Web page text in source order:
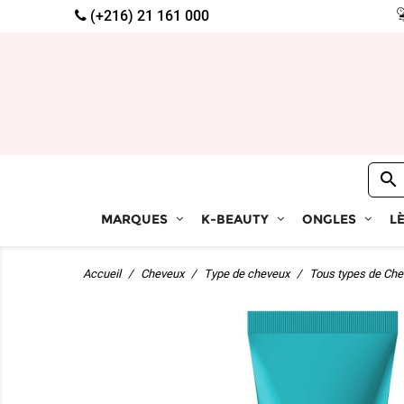
(+216) 21 161 000
MARQUES K-BEAUTY ONGLES

Accueil Cheveux Type de cheveux Tous types de